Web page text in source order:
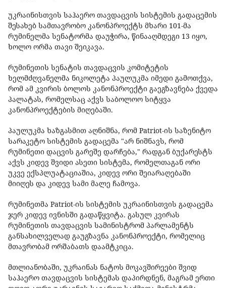
უკრაინისთვის საჰაერო თავდაცვის სისტემის გადაცემის
შესახებ სამთავრობო კანონპროექტს მხარი 101-მა
რუმინელმა სენატორმა დაუჭირა, წინააღმდეგი 13 იყო,
ხოლო ორმა თავი შეიკავა.
რუმინეთის სენატის თავდაცვის კომიტეტის
ხელმძღვანელმა ნიკოლეტა პაულუკმა იმედი გამოთქვა,
რომ ამ კვირის ბოლოს კანონპროექტი გაეგზავნება ქვედა
პალატას, რომელსაც აქვს საბოლოო სიტყვა
კანონპროექტების მიღებაში.
პაულუკმა ხაზგასმით აღნიშნა, რომ Patriot-ის საზენიტო
სარაკეტო სისტემის გადაცემა "არ ნიშნავს, რომ
რუმინეთი დაცვის გარეშე დარჩება," რადგან ბუქარესტს
აქვს კიდევ შვიდი ასეთი სისტემა, რომელთაგან ორი
უკვე ექსპლუატაციაშია, კიდევ ორი ​​შეიარაღებაში
მიიღეს და კიდევ სამი მალე ჩამოვა.
რუმინეთმა Patriot-ის სისტემის უკრაინისთვის გადაცემა
ჯერ კიდევ ივნისში გადაწყვიტა. გასულ კვირას
რუმინეთის თავდაცვის სამინისტრომ პარლამენტს
განსახილველად გაუგზავნა კანონპროექტი, რომელიც
მთავრობამ ორშაბათს დაამტკიცა.
მთლიანობაში, უკრაინას ნატოს მოკავშირეები შვიდ
საჰაერო თავდაცვის სისტემას დაპირდნენ, მაგრამ ერთი